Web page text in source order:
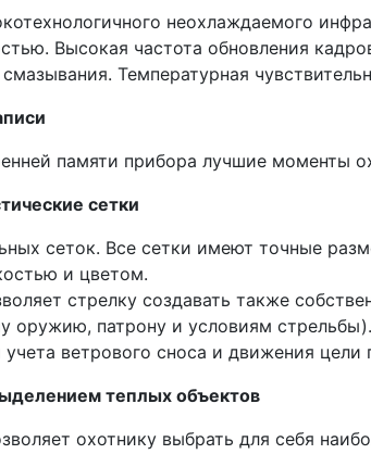
неохлаждаемого
Высокая частота обновления
Температурная
памяти прибора лучшие моменты
сетки
сеток. Все сетки имеют точные
и цветом.
стрелку создавать также
оружию, патрону и условиям
ветрового сноса и движения цели
теплых объектов
охотнику выбрать для себя